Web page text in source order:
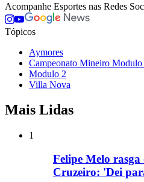
Acompanhe Esportes nas Redes
Tópicos
Aymores
Campeonato Mineiro Modulo
Modulo 2
Villa Nova
Mais Lidas
1
Felipe Melo
Cruzeiro: 'Dei